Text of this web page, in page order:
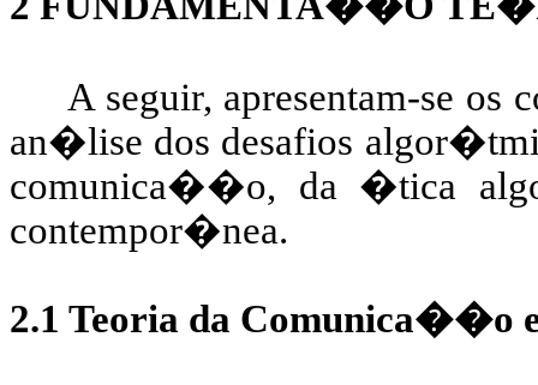
A seguir, apresentam-se os
an�lise dos desafios
comunica��o, da �tica
contempor�nea.
2.1 Teoria da Comunica��o